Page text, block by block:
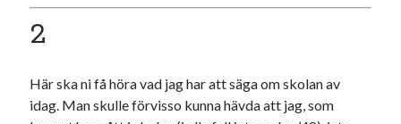
historia hotell jobb
2
Här ska ni få höra vad jag har att säga om skolan av
idag. Man skulle förvisso kunna hävda att jag, som